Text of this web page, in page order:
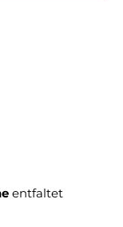
entfaltet